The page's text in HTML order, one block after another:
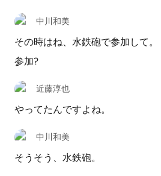
中川和美
その時はね、水鉄砲で参加して。
参加?
近藤淳也
やってたんですよね。
中川和美
そうそう、水鉄砲。